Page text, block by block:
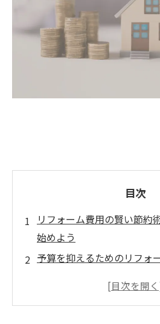
目次
リフォーム費用の賢い節約
始めよう
予算を抑えるためのリフォ
プロに聞く！リフォーム費